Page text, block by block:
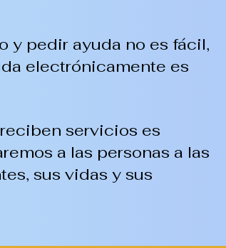
y pedir ayuda no es fácil,
electrónicamente es
servicios es
a las personas a las
sus vidas y sus